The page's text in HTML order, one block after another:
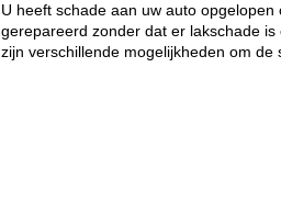
U heeft schade aan uw auto
gerepareerd zonder dat er lakschade
zijn verschillende mogelijkheden om de